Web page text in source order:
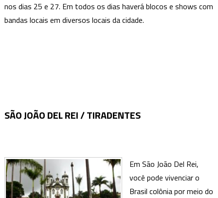
nos dias 25 e 27. Em todos os dias haverá blocos e shows com
bandas locais em diversos locais da cidade.
SÃO JOÃO DEL REI / TIRADENTES
Em São João Del Rei,
você pode vivenciar o
Brasil colônia por meio do